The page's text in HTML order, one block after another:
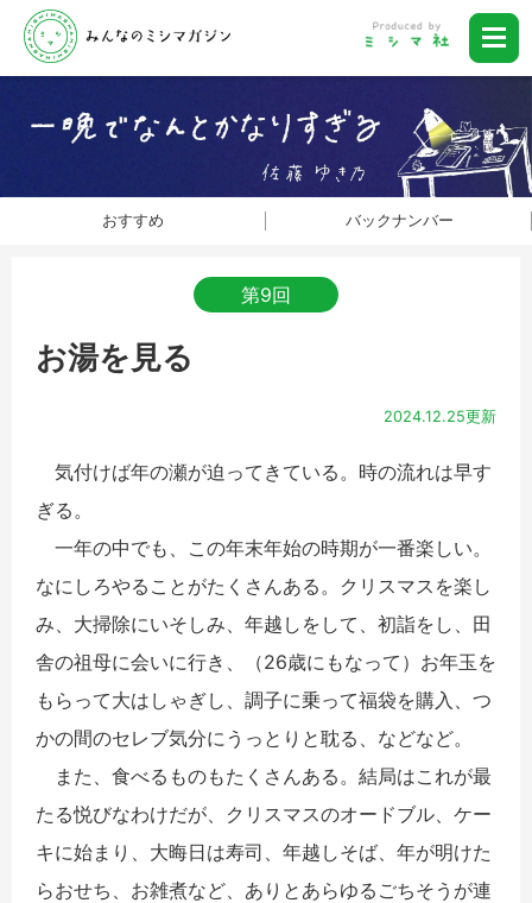
おすすめ バックナンバー
第9回
お湯を見る
2024.12.25更新
気付けば年の瀬が迫ってきている。時の流れは早す
ぎる。
一年の中でも、この年末年始の時期が一番楽しい。
なにしろやることがたくさんある。クリスマスを楽し
み、大掃除にいそしみ、年越しをして、初詣をし、田
舎の祖母に会いに行き、（26歳にもなって）お年玉を
もらって大はしゃぎし、調子に乗って福袋を購入、つ
かの間のセレブ気分にうっとりと耽る、などなど。
また、食べるものもたくさんある。結局はこれが最
たる悦びなわけだが、クリスマスのオードブル、ケー
キに始まり、大晦日は寿司、年越しそば、年が明けた
らおせち、お雑煮など、ありとあらゆるごちそうが連